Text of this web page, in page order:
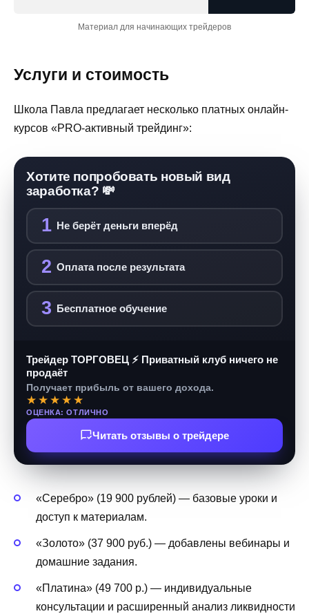
Материал для начинающих трейдеров
Услуги и стоимость
Школа Павла предлагает несколько платных онлайн-
курсов «PRO-активный трейдинг»:
Хотите попробовать новый вид
заработка? 💸
1 Не берёт деньги вперёд
2 Оплата после результата
3 Бесплатное обучение
Трейдер ТОРГОВЕЦ ⚡ Приватный клуб ничего не
продаёт
Получает прибыль от вашего дохода.
★★★★★
ОЦЕНКА: ОТЛИЧНО
Читать отзывы о трейдере
«Серебро» (19 900 рублей) — базовые уроки и
доступ к материалам.
«Золото» (37 900 руб.) — добавлены вебинары и
домашние задания.
«Платина» (49 700 р.) — индивидуальные
консультации и расширенный анализ ликвидности